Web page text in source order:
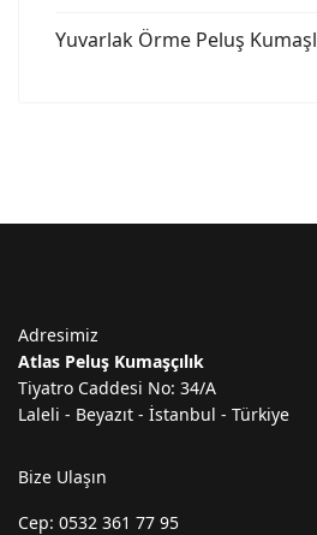
Yuvarlak Örme Peluş
Adresimiz
Atlas Peluş Kumaşçılık
Tiyatro Caddesi No: 34/A
Laleli - Beyazıt - İstanbul - Türkiye
Bize Ulaşın
Cep: 0532 361 77 95